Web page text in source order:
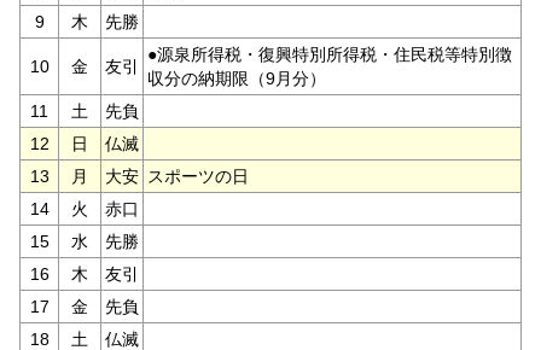
9
木 先勝
10 金 友引
●源泉所得税・復興特別所得税・住民税等特別徴
収分の納期限（9月分）
11
土
先負
12
日
仏滅
13
月 大安 スポーツの日
14
火
赤口
15
水
先勝
16
木
友引
17
金
先負
18
土
仏滅